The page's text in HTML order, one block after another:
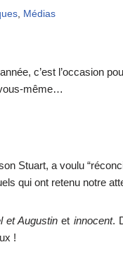
, Médias
c’est l’occasion
même…
Stuart, a voulu
qui ont retenu notre
et Augustin et innocent.
!